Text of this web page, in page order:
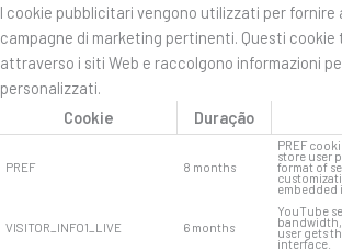
I cookie pubblicitari vengono utilizzati per fornire
campagne di marketing pertinenti. Questi
attraverso i siti Web e raccolgono informazioni
personalizzati.
Cookie
Duração
PREF 8 months
PREF
store user
format of
embedded
VISITOR_INFO1_LIVE 6 months
YouTube
user gets
interface.